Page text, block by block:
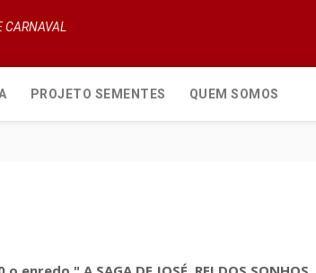
CARNAVAL
PROJETO SEMENTES QUEM SOMOS